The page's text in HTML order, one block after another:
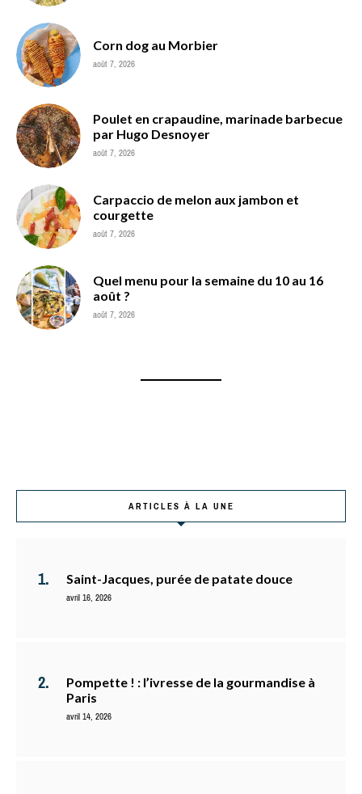
Corn dog au Morbier
août 7, 2026
Poulet en crapaudine, marinade barbecue
par Hugo Desnoyer
août 7, 2026
Carpaccio de melon aux jambon et
courgette
août 7, 2026
Quel menu pour la semaine du 10 au 16
août ?
août 7, 2026
ARTICLES À LA UNE
Saint-Jacques, purée de patate douce
avril 16, 2026
Pompette ! : l’ivresse de la gourmandise à
Paris
avril 14, 2026